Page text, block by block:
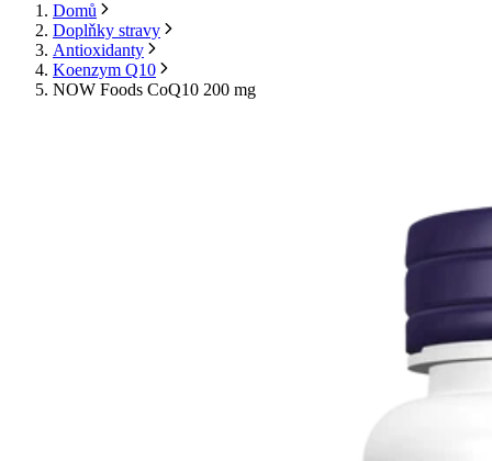
Domů
Doplňky stravy
Antioxidanty
Koenzym Q10
NOW Foods CoQ10 200 mg